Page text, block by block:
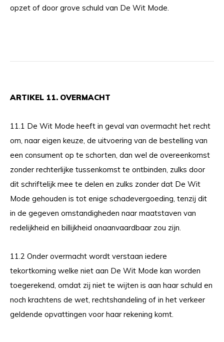
opzet of door grove schuld van De Wit Mode.
ARTIKEL 11. OVERMACHT
11.1 De Wit Mode heeft in geval van overmacht het recht
om, naar eigen keuze, de uitvoering van de bestelling van
een consument op te schorten, dan wel de overeenkomst
zonder rechterlijke tussenkomst te ontbinden, zulks door
dit schriftelijk mee te delen en zulks zonder dat De Wit
Mode gehouden is tot enige schadevergoeding, tenzij dit
in de gegeven omstandigheden naar maatstaven van
redelijkheid en billijkheid onaanvaardbaar zou zijn.
11.2 Onder overmacht wordt verstaan iedere
tekortkoming welke niet aan De Wit Mode kan worden
toegerekend, omdat zij niet te wijten is aan haar schuld en
noch krachtens de wet, rechtshandeling of in het verkeer
geldende opvattingen voor haar rekening komt.